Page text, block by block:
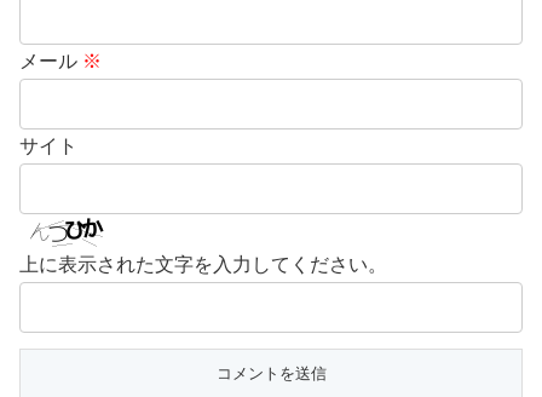
メール ※
サイト
上に表示された文字を入力してください。